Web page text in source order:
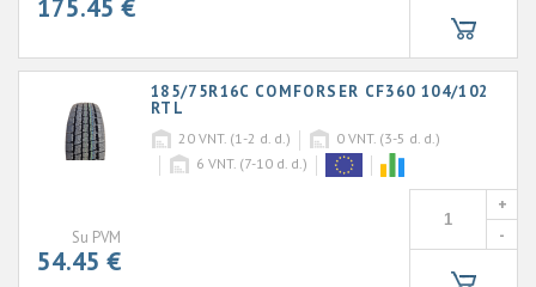
175.45 €
185/75R16C COMFORSER CF360 104/102
RTL
20 VNT. (1-2 d. d.) 0 VNT. (3-5 d. d.)
6 VNT. (7-10 d. d.)
Su PVM
54.45 €
+
-